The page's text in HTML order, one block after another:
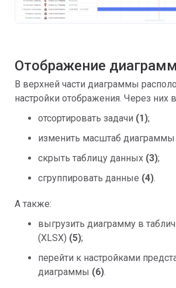
Отображение
В верхней части диаграммы
настройки отображения. Через них
отсортировать задачи (1);
изменить масштаб диаграммы
скрыть таблицу данных (3);
сгруппировать данные (4).
А также:
выгрузить диаграмму в
(XLSX) (5);
перейти к настройками
диаграммы (6).